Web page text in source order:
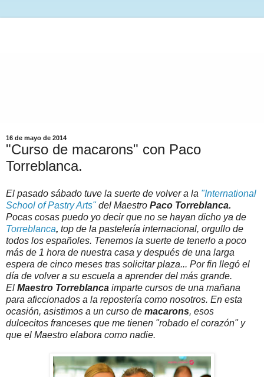
16 de mayo de 2014
"Curso de macarons" con Paco
Torreblanca.
El pasado sábado tuve la suerte de volver a la "International
School of Pastry Arts"del Maestro Paco Torreblanca.
Pocas cosas puedo yo decir que no se hayan dicho ya de
Torreblanca, top de la pastelería internacional, orgullo de
todos los españoles. Tenemos la suerte de tenerlo a poco
más de 1 hora de nuestra casa y después de una larga
espera de cinco meses tras solicitar plaza... Por fin llegó el
día de volver a su escuela a aprender del más grande.
El Maestro Torreblanca imparte cursos de una mañana
para aficcionados a la repostería como nosotros. En esta
ocasión, asistimos a un curso de macarons, esos
dulcecitos franceses que me tienen "robado el corazón" y
que el Maestro elabora como nadie.